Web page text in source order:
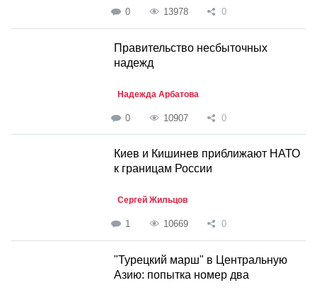
0 13978 0
Правительство несбыточных
надежд
Надежда Арбатова
0 10907 0
Киев и Кишинев приближают НАТО
к границам России
Сергей Жильцов
1 10669 0
"Турецкий марш" в Центральную
Азию: попытка номер два